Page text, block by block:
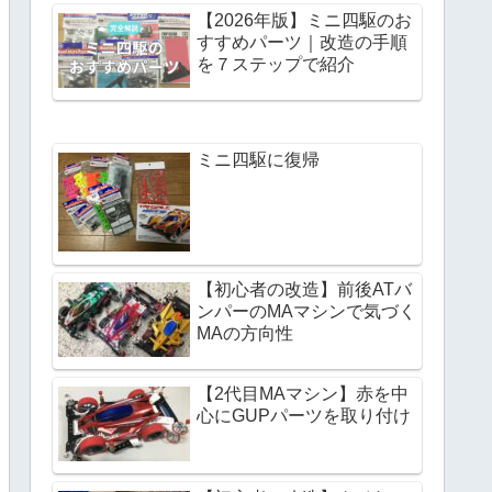
【2026年版】ミニ四駆のお
すすめパーツ｜改造の手順
を７ステップで紹介
ミニ四駆に復帰
【初心者の改造】前後ATバ
ンパーのMAマシンで気づく
MAの方向性
【2代目MAマシン】赤を中
心にGUPパーツを取り付け